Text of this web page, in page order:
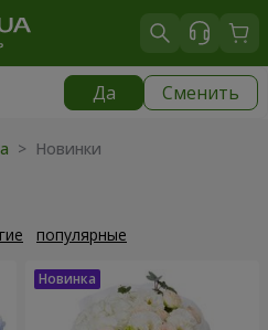
Да Сменить
> Новинки
популярные